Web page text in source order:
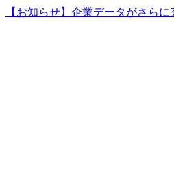
【お知らせ】企業データがさらに